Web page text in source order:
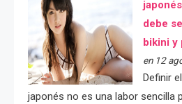
debe
bikini y
en 12
Definir
japonés no es una labor sencilla